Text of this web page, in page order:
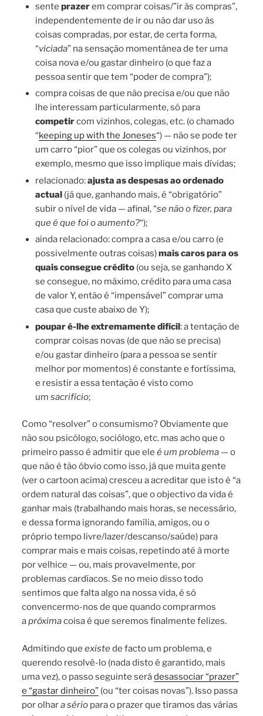
sente prazerem comprar coisas/”ir às compras”,
independentemente de ir ou não dar uso às
coisas compradas, por estar, de certa forma,
“viciada” na sensação momentânea de ter uma
coisa nova e/ou gastar dinheiro (o que faz a
pessoa sentir que tem “poder de compra”);
compra coisas de que não precisa e/ou que não
lhe interessam particularmente, só para
competircom vizinhos, colegas, etc. (o chamado
“keeping up with the Joneses“) — não se pode ter
um carro “pior” que os colegas ou vizinhos, por
exemplo, mesmo que isso implique mais dívidas;
relacionado:ajusta as despesas ao ordenado
actual(já que, ganhando mais, é “obrigatório”
subir o nível de vida — afinal, “se não o fizer, para
que é que foi o aumento?“);
ainda relacionado: compra a casa e/ou carro (e
possivelmente outras coisas)mais caros para os
quais consegue crédito(ou seja, se ganhando X
se consegue, no máximo, crédito para uma casa
de valor Y, então é “impensável” comprar uma
casa que custe abaixo de Y);
poupar é-lhe extremamente difícil: a tentação de
comprar coisas novas (de que não se precisa)
e/ou gastar dinheiro (para a pessoa se sentir
melhor por momentos) é constante e fortíssima,
e resistir a essa tentação é visto como
um sacrifício;
Como “resolver” o consumismo? Obviamente que
não sou psicólogo, sociólogo, etc. mas acho que o
primeiro passo é admitir que eleé um problema — o
que não é tão óbvio como isso, já que muita gente
(ver o cartoon acima) cresceu a acreditar que isto é “a
ordem natural das coisas”, que o objectivo da vida é
ganhar mais (trabalhando mais horas, se necessário,
e dessa forma ignorando família, amigos, ou o
próprio tempo livre/lazer/descanso/saúde) para
comprar mais e mais coisas, repetindo até à morte
por velhice — ou, mais provavelmente, por
problemas cardíacos. Se no meio disso todo
sentimos que falta algo na nossa vida, é só
convencermo-nos de que quando comprarmos
apróximacoisa é que seremos finalmente felizes.
Admitindo queexistede facto um problema, e
querendo resolvê-lo (nada disto é garantido, mais
uma vez), o passo seguinte serádesassociar “prazer”
e “gastar dinheiro” (ou “ter coisas novas”). Isso passa
por olhara sério para o prazer que tiramos das várias